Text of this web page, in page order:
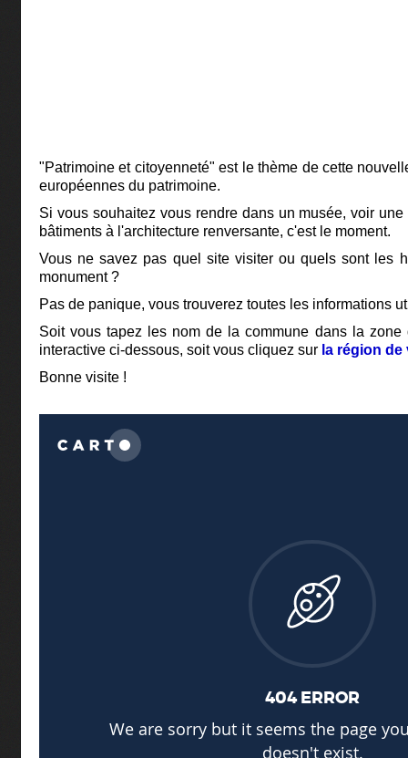
"Patrimoine et citoyenneté" est le thème de cette
européennes du patrimoine.
Si vous souhaitez vous rendre dans un musée, voir
bâtiments à l'architecture renversante, c'est le moment.
Vous ne savez pas quel site visiter ou quels sont les
monument ?
Pas de panique, vous trouverez toutes les informations
Soit vous tapez les nom de la commune dans la zone
interactive ci-dessous, soit vous cliquez sur la région
Bonne visite !